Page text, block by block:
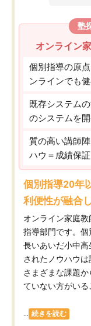
塾
オンライン
個別指導の原
ンラインでも健
既存システム
のシステムを開
質の高い講師
ハウ＝成績保証
個別指導20年
利便性が融合
オンライン家庭
指導部門です。個
長いあいだ小中
されたノウハウ
さまざまな課題
ていない方がいる
続きを読む